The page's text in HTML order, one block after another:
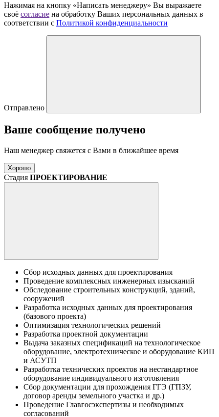
Нажимая на кнопку «Написать менеджеру» Вы выражаете
своё согласие на обработку Ваших персональных данных в
соответствии с Политикой конфиденциальности
Отправлено
Ваше сообщение получено
Наш менеджер свяжется с Вами в ближайшее время
Хорошо
Стадия ПРОЕКТИРОВАНИЕ
Сбор исходных данных для проектирования
Проведение комплексных инженерных изысканий
Обследование строительных конструкций, зданий,
сооружений
Разработка исходных данных для проектирования
(базового проекта)
Оптимизация технологических решений
Разработка проектной документации
Выдача заказных спецификаций на технологическое
оборудование, электротехническое и оборудование КИП
и АСУТП
Разработка технических проектов на нестандартное
оборудование индивидуального изготовления
Сбор документации для прохождения ГГЭ (ГПЗУ,
договор аренды земельного участка и др.)
Проведение Главгосэкспертизы и необходимых
согласований